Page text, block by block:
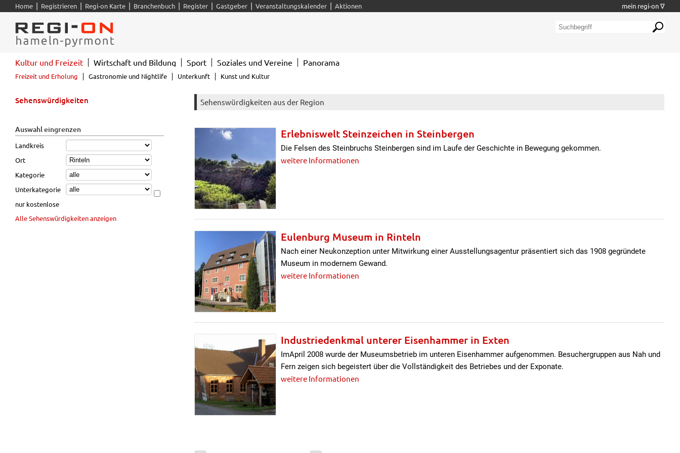
Sehenswürdigkeiten
Auswahl eingrenzen
Landkreis
Ort
Kategorie
Unterkategorie
nur kostenlose
Alle Sehenswürdigkeiten anzeigen
Sehenswürdigkeiten aus der Region
Erlebniswelt Steinzeichen in Steinbergen
Die Felsen des Steinbruchs Steinbergen sind im Laufe der Geschichte in Bewegung gekommen.
weitere Informationen
Eulenburg Museum in Rinteln
Nach einer Neukonzeption unter Mitwirkung einer Ausstellungsagentur präsentiert sich das 1908 gegründete
Museum in modernem Gewand.
weitere Informationen
Industriedenkmal unterer Eisenhammer in Exten
ImApril 2008 wurde der Museumsbetrieb im unteren Eisenhammer aufgenommen. Besuchergruppen aus Nah und
Fern zeigen sich begeistert über die Vollständigkeit des Betriebes und der Exponate.
weitere Informationen
Home | Registrieren | Regi-on Karte | Branchenbuch | Register | Gastgeber | Veranstaltungskalender | Aktionen mein regi-on ∇
Kultur und Freizeit
Freizeit und Erholung Gastronomie und Nightlife Unterkunft Kunst und Kultur
Wirtschaft und Bildung Sport Soziales und Vereine Panorama